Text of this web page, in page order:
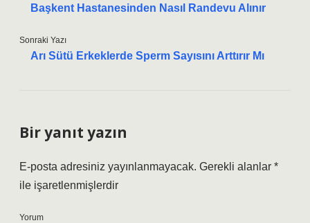
Başkent Hastanesinden Nasıl Randevu Alınır
Sonraki Yazı
Arı Sütü Erkeklerde Sperm Sayısını Arttırır Mı
Bir yanıt yazın
E-posta adresiniz yayınlanmayacak. Gerekli alanlar *
ile işaretlenmişlerdir
Yorum